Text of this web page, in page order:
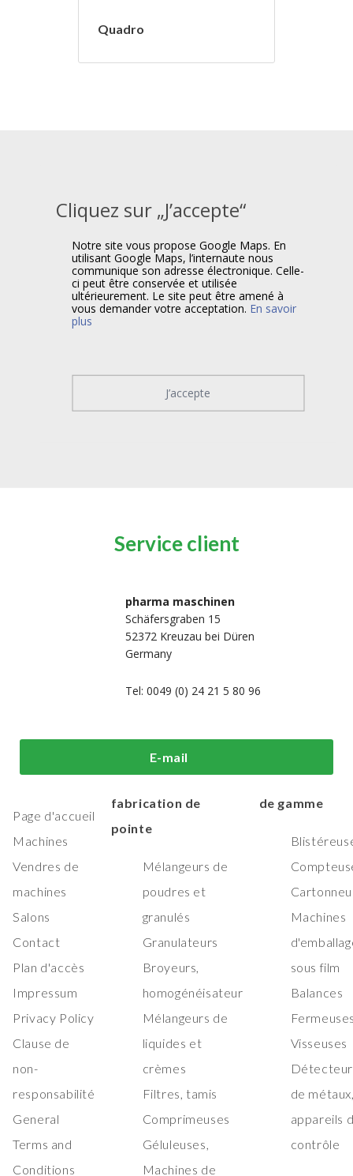
Quadro
Service client
pharma maschinen
Schäfersgraben 15
52372 Kreuzau bei Düren
Germany
Tel: 0049 (0) 24 21 5 80 96
E-mail
Cliquez sur „J’accepte“
Notre site vous propose Google Maps. En
utilisant Google Maps, l’internaute nous
communique son adresse électronique. Celle-
ci peut être conservée et utilisée
ultérieurement. Le site peut être amené à
vous demander votre acceptation. En savoir
plus
J’accepte
Page d'accueil
Machines
Vendres de
machines
Salons
Contact
Plan d'accès
Impressum
Privacy Policy
Clause de
non-
responsabilité
General
Terms and
Conditions
Machines de
traitement et de
fabrication de
pointe
Mélangeurs de
poudres et
granulés
Granulateurs
Broyeurs,
homogénéisateur
Mélangeurs de
liquides et
crèmes
Filtres, tamis
Comprimeuses
Géluleuses,
Machines de
d'emballage
de gamme
Machines
sous film
Balances
Visseuses
de
appareils
contrôle